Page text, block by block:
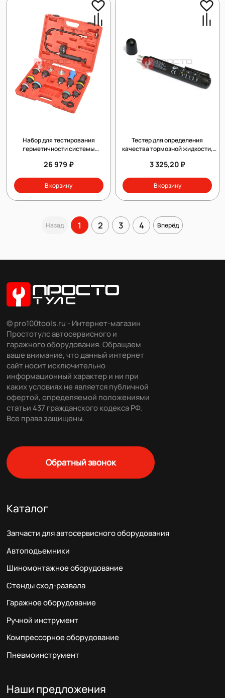
Набор для тестирования
герметичности системы
МАСТАК, 103-40018C
26 979 ₽
В корзину
Тестер для определения
качества тормозной жидкости,
3 325,20 ₽
В корзину
Назад 1 2 3 4 Вперёд
© pro100tools.ru - Интернет-магазин
Простотулс автосервисного и
гаражного оборудования. Обращаем
ваше внимание, что данный интернет
сайт носит исключительно
информационный характер и ни при
каких условиях не является публичной
офертой, определяемой положениями
статьи 437 гражданского кодекса РФ.
Все права защищены.
Обратный звонок
Каталог
Запчасти для автосервисного оборудования
Автоподъемники
Шиномонтажное оборудование
Стенды сход-развала
Гаражное оборудование
Ручной инструмент
Компрессорное оборудование
Пневмоинструмент
Наши предложения